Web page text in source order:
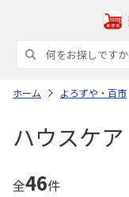
ホーム よろずや・百市
ハウスケア
全46件